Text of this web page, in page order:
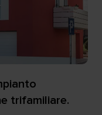
trifamiliare.